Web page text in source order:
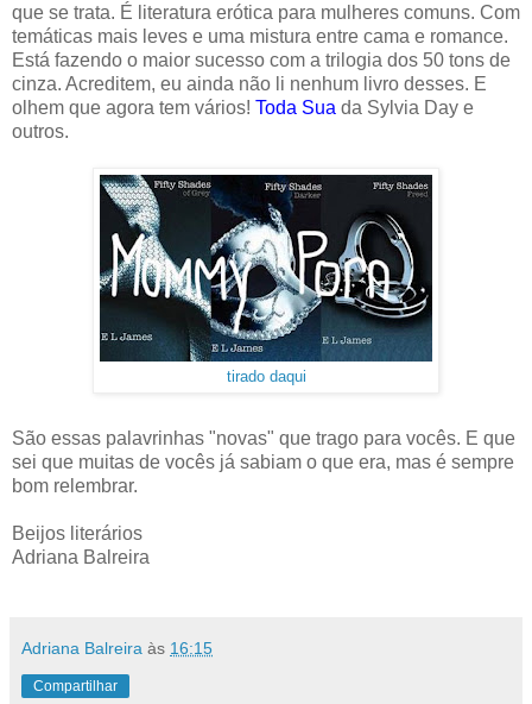
que se trata. É literatura erótica para mulheres comuns. Com
temáticas mais leves e uma mistura entre cama e romance.
Está fazendo o maior sucesso com a trilogia dos 50 tons de
cinza. Acreditem, eu ainda não li nenhum livro desses. E
olhem que agora tem vários! Toda Sua da Sylvia Day e
outros.
tirado daqui
São essas palavrinhas "novas" que trago para vocês. E que
sei que muitas de vocês já sabiam o que era, mas é sempre
bom relembrar.
Beijos literários
Adriana Balreira
Adriana Balreira às 16:15
Compartilhar